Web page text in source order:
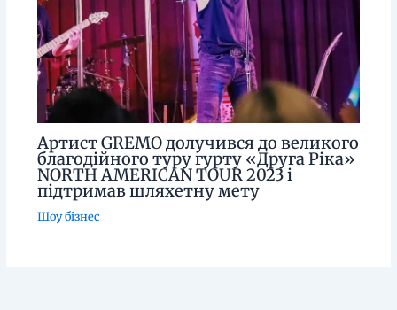
Артист GREMO долучився до великого
благодійного туру гурту «Друга Ріка»
NORTH AMERICAN TOUR 2023 і
підтримав шляхетну мету
Шоу бізнес